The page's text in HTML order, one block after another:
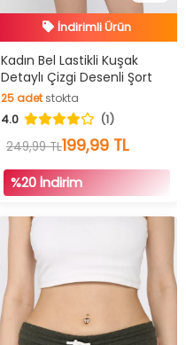
İndirimli Ürün
Hızlı Teslimat
İndirimli Ürün
Kadın Bel Lastikli Kuşak
Detaylı Çizgi Desenli Şort
25adetstokta
25adetstokta
4.0
(1)
249,99 TL199,99 TL
%20 İndirim